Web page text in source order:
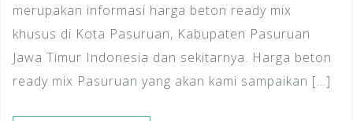
merupakan informasi harga beton ready mix
khusus di Kota Pasuruan, Kabupaten Pasuruan
Jawa Timur Indonesia dan sekitarnya. Harga beton
ready mix Pasuruan yang akan kami sampaikan […]